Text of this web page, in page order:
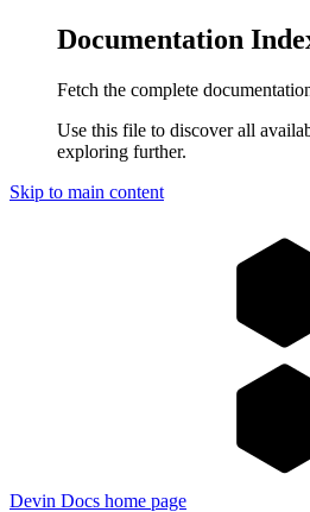
Documentation
Fetch the complete
Use this file to discover all
exploring further.
Skip to main content
Devin Docs home page